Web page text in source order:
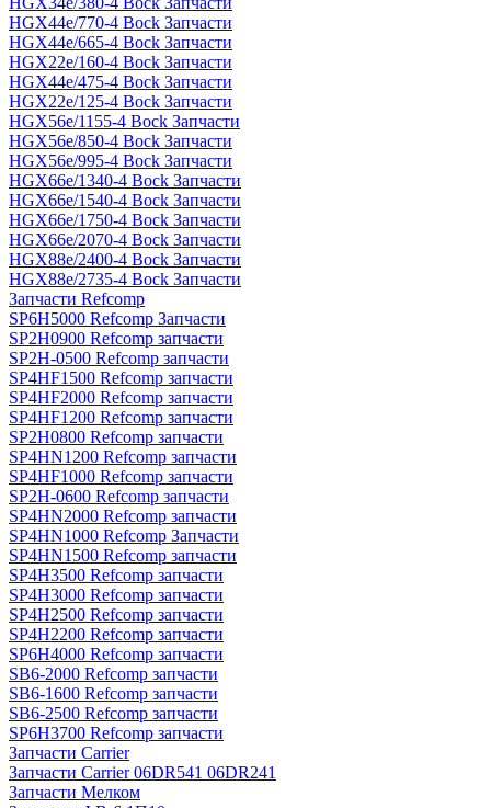
HGX44e/770-4 Bock Запчасти
HGX44e/665-4 Bock Запчасти
HGX22e/160-4 Bock Запчасти
HGX44e/475-4 Bock Запчасти
HGX22e/125-4 Bock Запчасти
HGX56e/1155-4 Bock Запчасти
HGX56e/850-4 Bock Запчасти
HGX56e/995-4 Bock Запчасти
HGX66e/1340-4 Bock Запчасти
HGX66e/1540-4 Bock Запчасти
HGX66e/1750-4 Bock Запчасти
HGX66e/2070-4 Bock Запчасти
HGX88e/2400-4 Bock Запчасти
HGX88e/2735-4 Bock Запчасти
Запчасти Refcomp
SP6H5000 Refcomp Запчасти
SP2H0900 Refcomp запчасти
SP2H-0500 Refcomp запчасти
SP4HF1500 Refcomp запчасти
SP4HF2000 Refcomp запчасти
SP4HF1200 Refcomp запчасти
SP2H0800 Refcomp запчасти
SP4HN1200 Refcomp запчасти
SP4HF1000 Refcomp запчасти
SP2H-0600 Refcomp запчасти
SP4HN2000 Refcomp запчасти
SP4HN1000 Refcomp Запчасти
SP4HN1500 Refcomp запчасти
SP4H3500 Refcomp запчасти
SP4H3000 Refcomp запчасти
SP4H2500 Refcomp запчасти
SP4H2200 Refcomp запчасти
SP6H4000 Refcomp запчасти
SB6-2000 Refcomp запчасти
SB6-1600 Refcomp запчасти
SB6-2500 Refcomp запчасти
SP6H3700 Refcomp запчасти
Запчасти Carrier
Запчасти Carrier 06DR541 06DR241
Запчасти Мелком